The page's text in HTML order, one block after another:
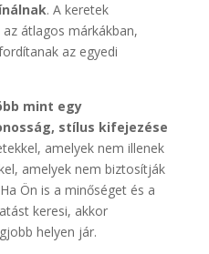
. A keretek
átlagos márkákban,
az egyedi
mint egy
stílus kifejezése
amelyek nem illenek
amelyek nem biztosítják
Ön is a minőséget és a
keresi, akkor
helyen jár.